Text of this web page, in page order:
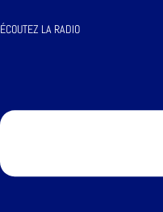
ÉCOUTEZ LA RADIO